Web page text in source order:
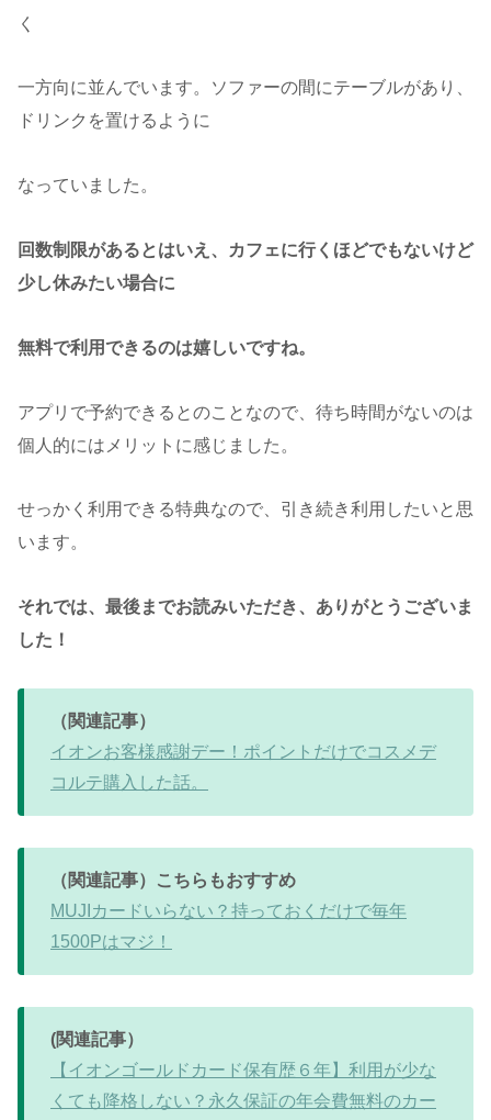
く
一方向に並んでいます。ソファーの間にテーブルがあり、
ドリンクを置けるように
なっていました。
回数制限があるとはいえ、カフェに行くほどでもないけど
少し休みたい場合に
無料で利用できるのは嬉しいですね。
アプリで予約できるとのことなので、待ち時間がないのは
個人的にはメリットに感じました。
せっかく利用できる特典なので、引き続き利用したいと思
います。
それでは、最後までお読みいただき、ありがとうございま
した！
（関連記事）
イオンお客様感謝デー！ポイントだけでコスメデ
コルテ購入した話。
（関連記事）こちらもおすすめ
MUJIカードいらない？持っておくだけで毎年
1500Pはマジ！
(関連記事）
【イオンゴールドカード保有歴６年】利用が少な
くても降格しない？永久保証の年会費無料のカー